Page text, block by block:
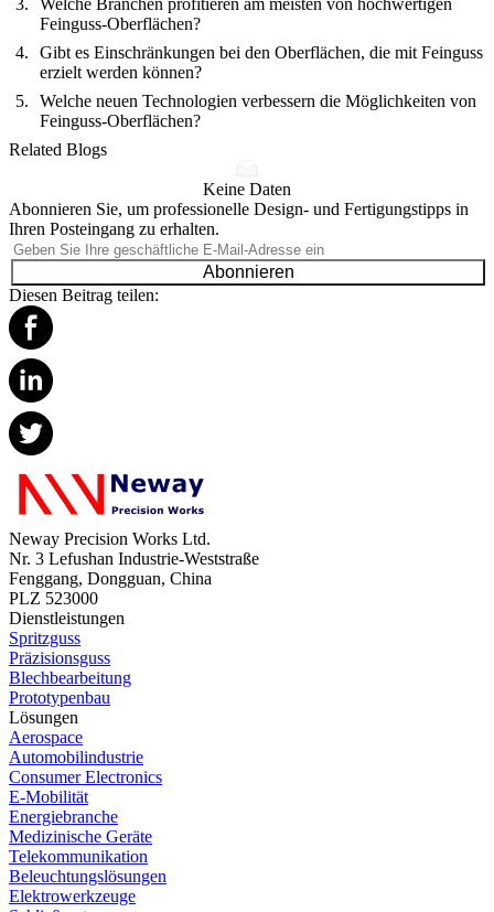
Welche Branchen profitieren am meisten von hochwertigen
Feinguss-Oberflächen?
Gibt es Einschränkungen bei den Oberflächen, die mit Feinguss
erzielt werden können?
Welche neuen Technologien verbessern die Möglichkeiten von
Feinguss-Oberflächen?
Related Blogs
Keine Daten
Abonnieren Sie, um professionelle Design- und Fertigungstipps in
Ihren Posteingang zu erhalten.
Abonnieren
Diesen Beitrag teilen:
Neway Precision Works Ltd.
Nr. 3 Lefushan Industrie-Weststraße
Fenggang, Dongguan, China
PLZ 523000
Dienstleistungen
Spritzguss
Präzisionsguss
Blechbearbeitung
Prototypenbau
Lösungen
Aerospace
Automobilindustrie
Consumer Electronics
E-Mobilität
Energiebranche
Medizinische Geräte
Telekommunikation
Beleuchtungslösungen
Elektrowerkzeuge